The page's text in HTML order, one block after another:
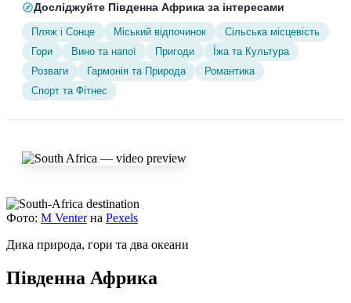
Досліджуйте Південна Африка за інтересами
Пляж і Сонце Міський відпочинок
Сільська місцевість
Гори
Вино та напої Пригоди
Їжа та Культура
Розваги
Гармонія та Природа
Романтика
Спорт та Фітнес
Фото: M Venterна Pexels
Дика природа, гори та два океани
Південна Африка